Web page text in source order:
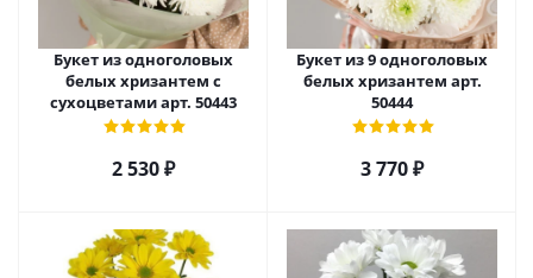
Букет из одноголовых
белых хризантем с
сухоцветами арт. 50443
2 530₽
Букет из 9 одноголовых
белых хризантем арт.
50444
3 770₽